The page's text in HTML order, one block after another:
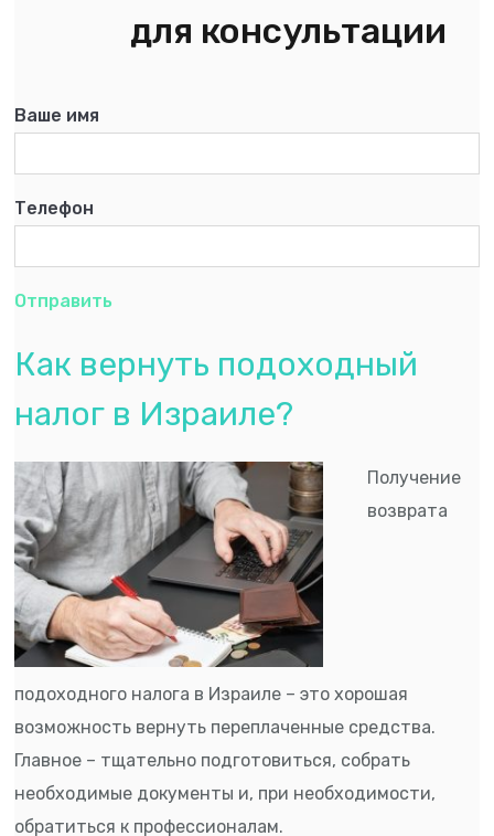
для консультации
Ваше имя
Телефон
Отправить
Как вернуть подоходный
налог в Израиле?
Получение
возврата
подоходного налога в Израиле – это хорошая
возможность вернуть переплаченные средства.
Главное – тщательно подготовиться, собрать
необходимые документы и, при необходимости,
обратиться к профессионалам.